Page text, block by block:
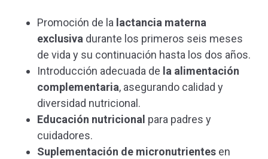
Promoción de la lactancia materna
exclusiva durante los primeros seis meses
de vida y su continuación hasta los dos años.
Introducción adecuada de la alimentación
complementaria, asegurando calidad y
diversidad nutricional.
Educación nutricional para padres y
cuidadores.
Suplementación de micronutrientes en